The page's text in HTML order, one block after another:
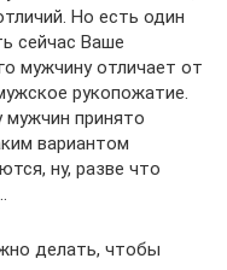
Но есть один
сейчас Ваше
мужчину отличает от
рукопожатие.
мужчин принято
вариантом
ну, разве что
делать, чтобы